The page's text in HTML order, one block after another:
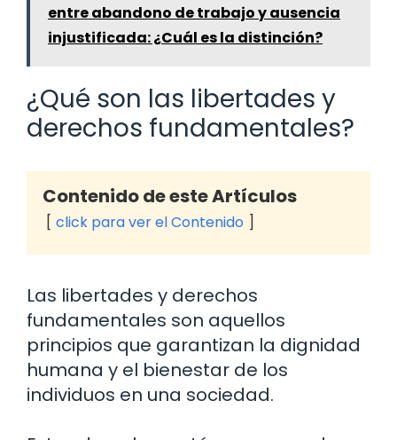
entre abandono de trabajo y ausencia
injustificada: ¿Cuál es la distinción?
¿Qué son las libertades y
derechos fundamentales?
Contenido de este Artículos
click para ver el Contenido
Las libertades y derechos
fundamentales son aquellos
principios que garantizan la dignidad
humana y el bienestar de los
individuos en una sociedad.